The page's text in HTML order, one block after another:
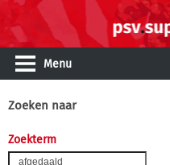
Menu
Zoeken naar
Zoekterm